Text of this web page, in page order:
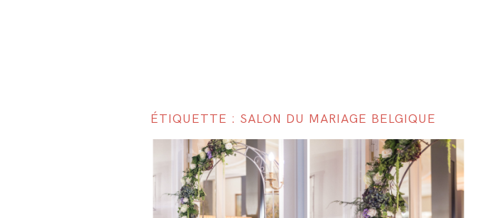
ÉTIQUETTE : SALON DU MARIAGE BELGIQUE